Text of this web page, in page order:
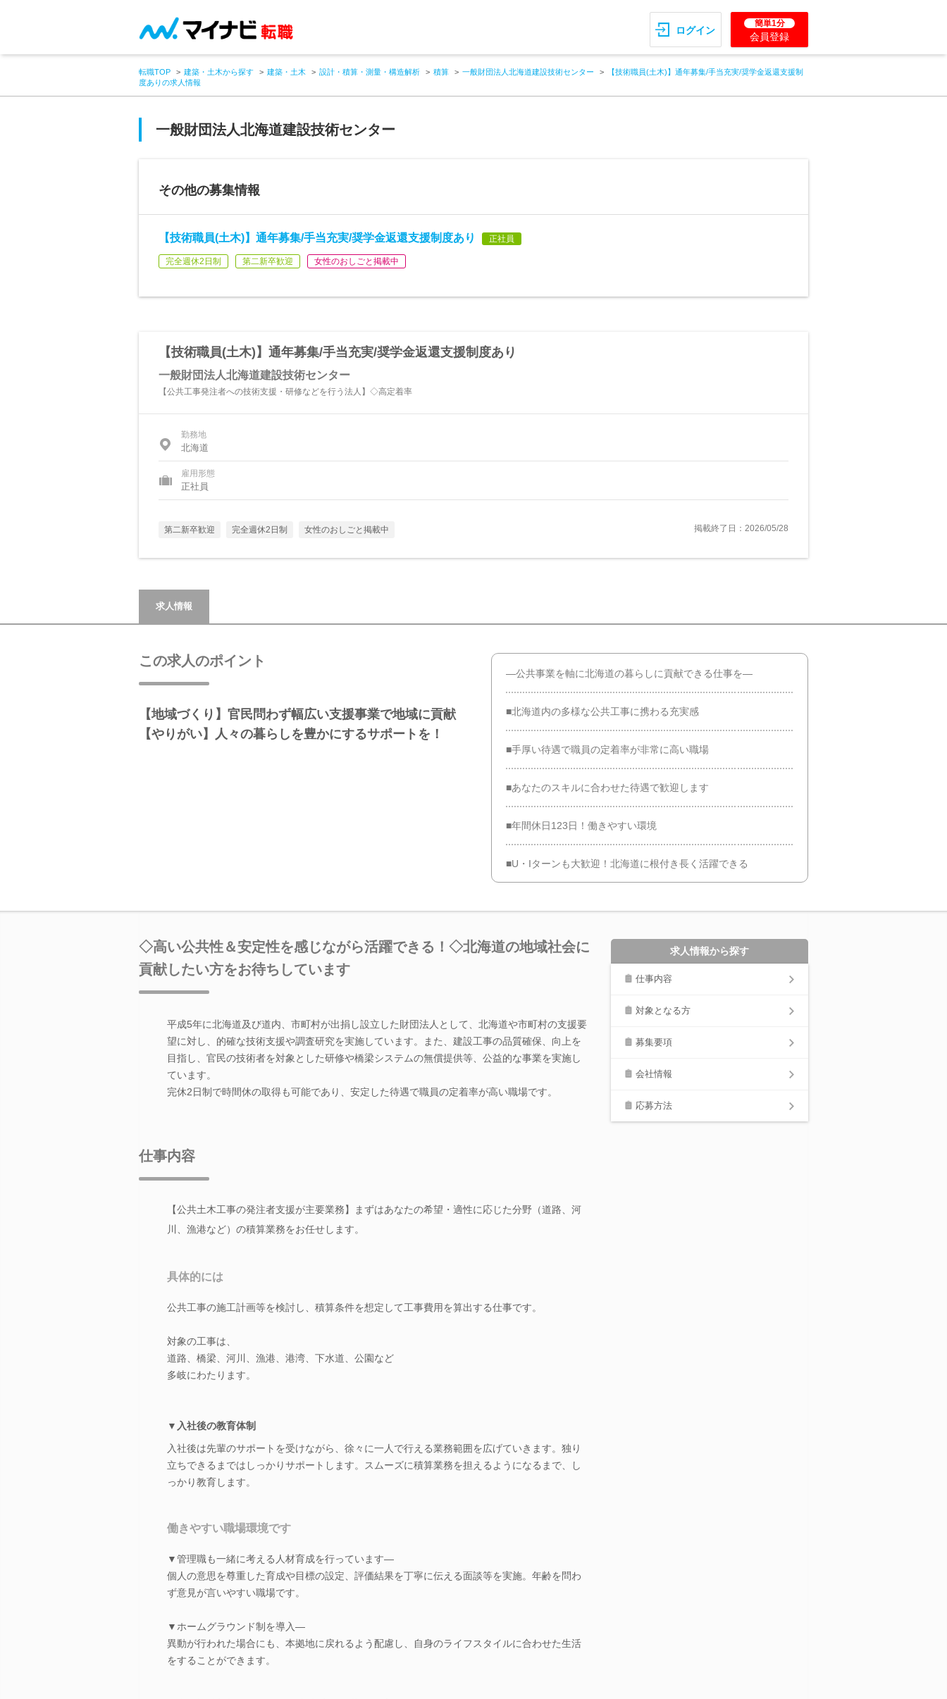
ログイン
簡単1分
会員登録
転職TOP 建築・土木から探す 建築・土木 設計・積算・測量・構造解析 積算 一般財団法人北海道建設技術センター
【技術職員(土木)】通年募集/手当充実/奨学金返還支援制
度ありの求人情報
一般財団法人北海道建設技術センター
その他の募集情報
【技術職員(土木)】通年募集/手当充実/奨学金返還支援制度あり 正社員
完全週休2日制 第二新卒歓迎 女性のおしごと掲載中
【技術職員(土木)】通年募集/手当充実/奨学金返還支援制度あり
一般財団法人北海道建設技術センター
【公共工事発注者への技術支援・研修などを行う法人】◇高定着率
勤務地
北海道
雇用形態
正社員
第二新卒歓迎 完全週休2日制 女性のおしごと掲載中 掲載終了日：2026/05/28
求人情報
この求人のポイント
【地域づくり】官民問わず幅広い支援事業で地域に貢献
【やりがい】人々の暮らしを豊かにするサポートを！
―公共事業を軸に北海道の暮らしに貢献できる仕事を―
■北海道内の多様な公共工事に携わる充実感
■手厚い待遇で職員の定着率が非常に高い職場
■あなたのスキルに合わせた待遇で歓迎します
■年間休日123日！働きやすい環境
■U・Iターンも大歓迎！北海道に根付き長く活躍できる
◇高い公共性＆安定性を感じながら活躍できる！◇北海道の地域社会に
貢献したい方をお待ちしています
平成5年に北海道及び道内、市町村が出捐し設立した財団法人として、北海道や市町村の支援要
望に対し、的確な技術支援や調査研究を実施しています。また、建設工事の品質確保、向上を
目指し、官民の技術者を対象とした研修や橋梁システムの無償提供等、公益的な事業を実施し
ています。
完休2日制で時間休の取得も可能であり、安定した待遇で職員の定着率が高い職場です。
仕事内容
【公共土木工事の発注者支援が主要業務】まずはあなたの希望・適性に応じた分野（道路、河
川、漁港など）の積算業務をお任せします。
具体的には
公共工事の施工計画等を検討し、積算条件を想定して工事費用を算出する仕事です。
対象の工事は、
道路、橋梁、河川、漁港、港湾、下水道、公園など
多岐にわたります。
▼入社後の教育体制
入社後は先輩のサポートを受けながら、徐々に一人で行える業務範囲を広げていきます。独り
立ちできるまではしっかりサポートします。スムーズに積算業務を担えるようになるまで、し
っかり教育します。
働きやすい職場環境です
▼管理職も一緒に考える人材育成を行っています―
個人の意思を尊重した育成や目標の設定、評価結果を丁寧に伝える面談等を実施。年齢を問わ
ず意見が言いやすい職場です。
▼ホームグラウンド制を導入―
異動が行われた場合にも、本拠地に戻れるよう配慮し、自身のライフスタイルに合わせた生活
をすることができます。
求人情報から探す
仕事内容
対象となる方
募集要項
会社情報
応募方法